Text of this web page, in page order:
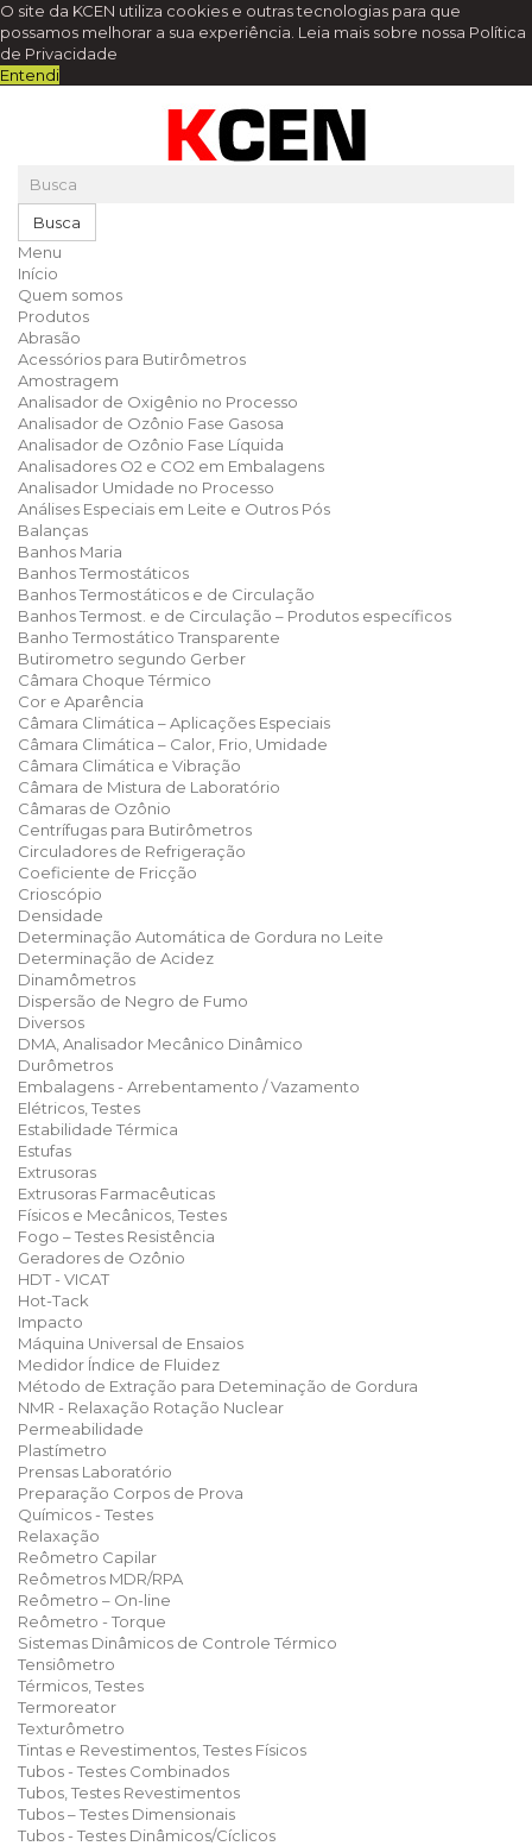
O site da KCEN utiliza cookies e outras tecnologias para que
possamos melhorar a sua experiência. Leia mais sobre nossa Política
de Privacidade
Entendi
Busca
Menu
Início
Quem somos
Produtos
Abrasão
Acessórios para Butirômetros
Amostragem
Analisador de Oxigênio no Processo
Analisador de Ozônio Fase Gasosa
Analisador de Ozônio Fase Líquida
Analisadores O2 e CO2 em Embalagens
Analisador Umidade no Processo
Análises Especiais em Leite e Outros Pós
Balanças
Banhos Maria
Banhos Termostáticos
Banhos Termostáticos e de Circulação
Banhos Termost. e de Circulação – Produtos específicos
Banho Termostático Transparente
Butirometro segundo Gerber
Câmara Choque Térmico
Cor e Aparência
Câmara Climática – Aplicações Especiais
Câmara Climática – Calor, Frio, Umidade
Câmara Climática e Vibração
Câmara de Mistura de Laboratório
Câmaras de Ozônio
Centrífugas para Butirômetros
Circuladores de Refrigeração
Coeficiente de Fricção
Crioscópio
Densidade
Determinação Automática de Gordura no Leite
Determinação de Acidez
Dinamômetros
Dispersão de Negro de Fumo
Diversos
DMA, Analisador Mecânico Dinâmico
Durômetros
Embalagens - Arrebentamento / Vazamento
Elétricos, Testes
Estabilidade Térmica
Estufas
Extrusoras
Extrusoras Farmacêuticas
Físicos e Mecânicos, Testes
Fogo – Testes Resistência
Geradores de Ozônio
HDT - VICAT
Hot-Tack
Impacto
Máquina Universal de Ensaios
Medidor Índice de Fluidez
Método de Extração para Deteminação de Gordura
NMR - Relaxação Rotação Nuclear
Permeabilidade
Plastímetro
Prensas Laboratório
Preparação Corpos de Prova
Químicos - Testes
Relaxação
Reômetro Capilar
Reômetros MDR/RPA
Reômetro – On-line
Reômetro - Torque
Sistemas Dinâmicos de Controle Térmico
Tensiômetro
Térmicos, Testes
Termoreator
Texturômetro
Tintas e Revestimentos, Testes Físicos
Tubos - Testes Combinados
Tubos, Testes Revestimentos
Tubos – Testes Dimensionais
Tubos - Testes Dinâmicos/Cíclicos